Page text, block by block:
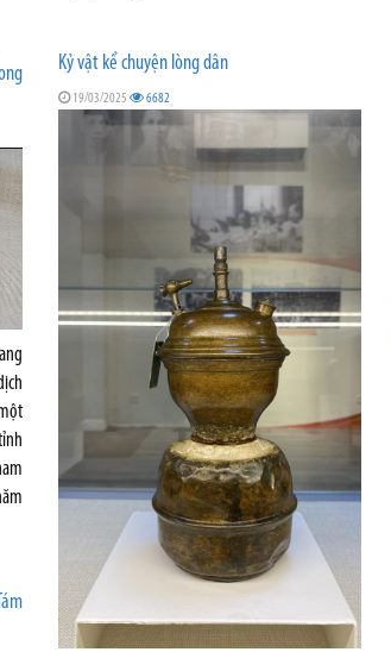
Kỷ vật kể chuyện lòng dân
19/03/2025 6682